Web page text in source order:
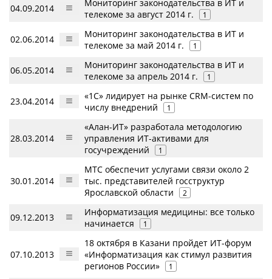
04.09.2014
Мониторинг законодательства в ИТ и
телекоме за август 2014 г.
1
02.06.2014
Мониторинг законодательства в ИТ и
телекоме за май 2014 г.
1
06.05.2014
Мониторинг законодательства в ИТ и
телекоме за апрель 2014 г.
1
23.04.2014
«1С» лидирует на рынке CRM-систем по
числу внедрений
1
28.03.2014
«Алан-ИТ» разработала методологию
управления ИТ-активами для
госучреждений
1
30.01.2014
МТС обеспечит услугами связи около 2
тыс. представителей госструктур
Ярославской области
2
09.12.2013
Информатизация медицины: все только
начинается
1
07.10.2013
18 октября в Казани пройдет ИТ-форум
«Информатизация как стимул развития
регионов России»
1